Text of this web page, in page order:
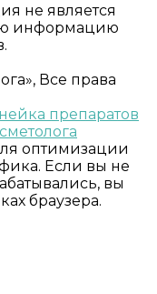
не является
информацию
Все права
оптимизации
Если вы не
вы
браузера.